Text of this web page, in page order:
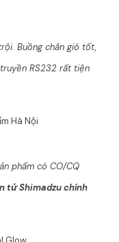
Buồng chắn gió tốt,
RS232 rất tiện
Hà Nội
phẩm có CO/CQ
tử Shimadzu chính